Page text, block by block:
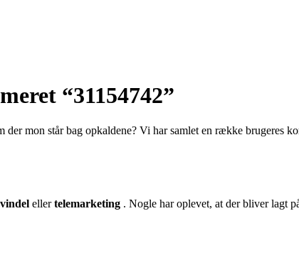
“31154742”
mon står bag opkaldene? Vi har samlet en række brugeres
ellertelemarketing . Nogle har oplevet, at der bliver lagt